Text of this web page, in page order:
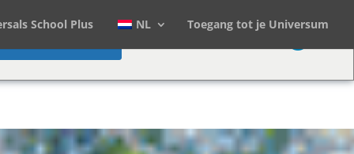
School Plus NL Toegang tot je Universum